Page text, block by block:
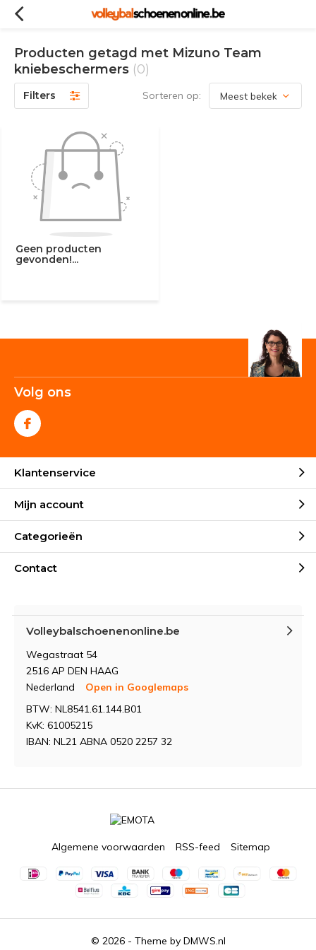
Producten getagd met Mizuno Team
kniebeschermers (0)
Filters Sorteren op:
Geen producten
gevonden!...
Volg ons
Klantenservice
Mijn account
Categorieën
Contact
Volleybalschoenenonline.be
Wegastraat 54
2516 AP DEN HAAG
Nederland
Open in Googlemaps
BTW: NL8541.61.144.B01
KvK: 61005215
IBAN: NL21 ABNA 0520 2257 32
© 2026 - Theme by DMWS.nl
Algemene voorwaarden RSS-feed Sitemap